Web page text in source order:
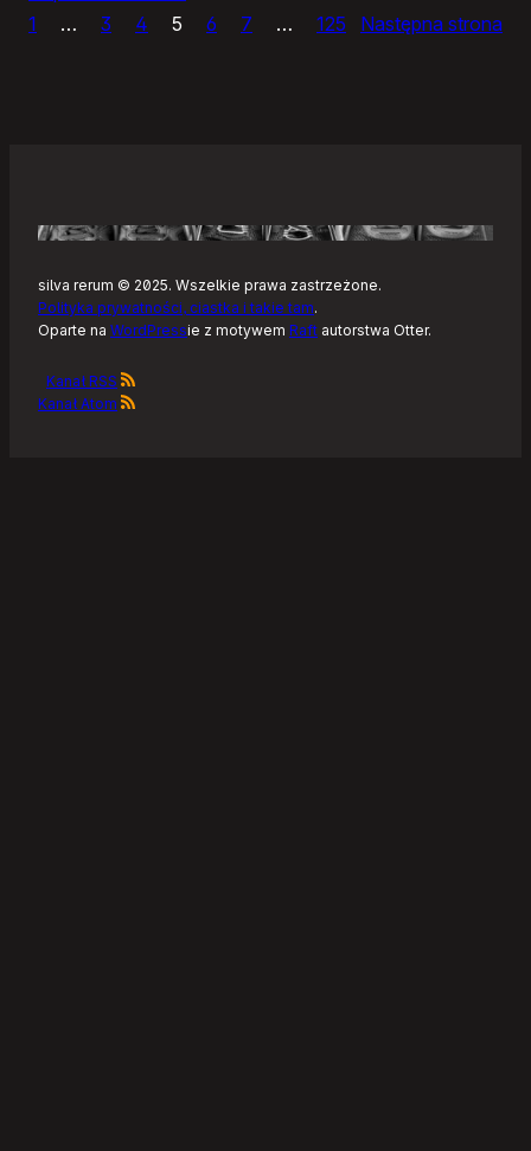
Sly,
1
… 3 4 5 6 7 … 125 Następna strona
silva rerum © 2025. Wszelkie prawa zastrzeżone.
Polityka prywatności, ciastka i takie tam.
Oparte na WordPressie z motywem Raft autorstwa Otter.
Kanał RSS
Kanał Atom